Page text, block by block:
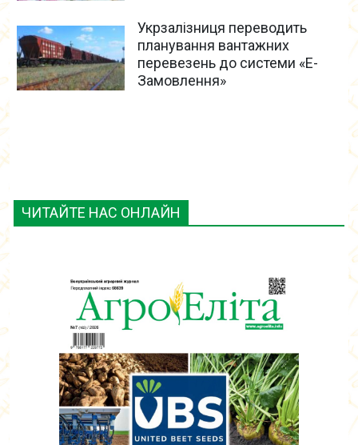
ЧИТАЙТЕ НАС ОНЛАЙН
Укрзалізниця переводить
планування вантажних
перевезень до системи «Е-
Замовлення»